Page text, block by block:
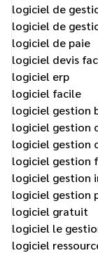
logiciel de
logiciel de
logiciel de paie
logiciel devis
logiciel erp
logiciel facile
logiciel gestion
logiciel gestion
logiciel gestion
logiciel gestion
logiciel gestion
logiciel gestion
logiciel gratuit
logiciel le
logiciel